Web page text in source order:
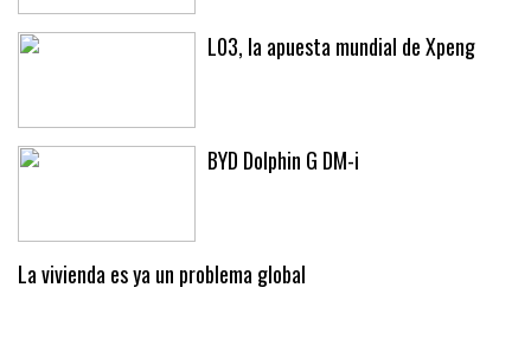
L03, la apuesta mundial de Xpeng
BYD Dolphin G DM-i
La vivienda es ya un problema global